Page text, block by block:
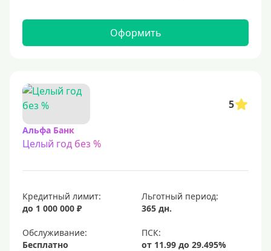
Оформить
5
Альфа Банк
Целый год без %
Кредитный лимит:
до 1 000 000 ₽
Льготный период:
365 дн.
Обслуживание:
Бесплатно